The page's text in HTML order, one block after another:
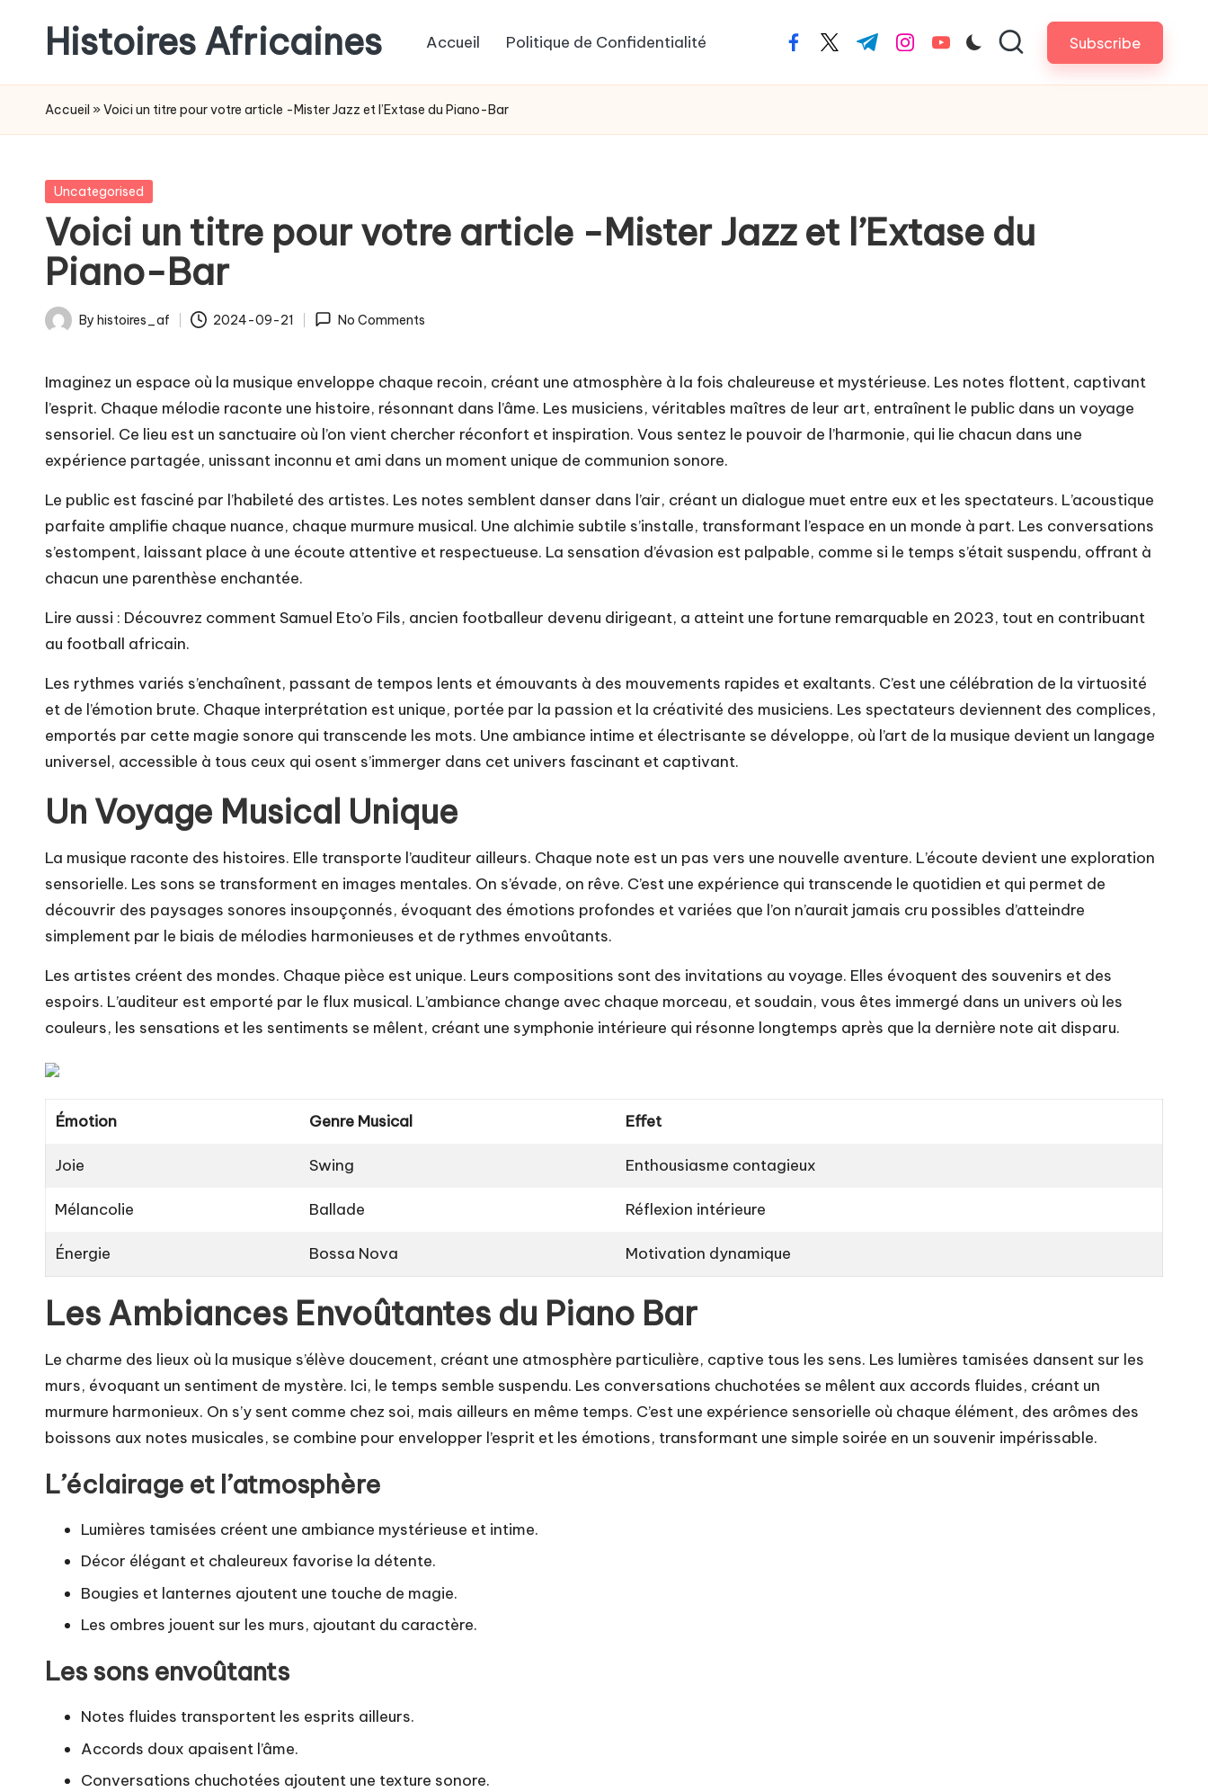
Histoires Africaines Accueil Politique de Confidentialité facebook.com
twitter.com
t.me instagram.com
youtube.com Subscribe
Accueil » Voici un titre pour votre article -Mister Jazz et l’Extase du Piano-Bar
Posted
Uncategorised
Voici un titre pour votre article -Mister Jazz et l’Extase du
Piano-Bar
Posted
By histoires_af 2024-09-21 No Comments
Imaginez un espace où la musique enveloppe chaque recoin, créant une atmosphère à la fois chaleureuse et mystérieuse. Les notes flottent, captivant
l’esprit. Chaque mélodie raconte une histoire, résonnant dans l’âme. Les musiciens, véritables maîtres de leur art, entraînent le public dans un voyage
sensoriel. Ce lieu est un sanctuaire où l’on vient chercher réconfort et inspiration. Vous sentez le pouvoir de l’harmonie, qui lie chacun dans une
expérience partagée, unissant inconnu et ami dans un moment unique de communion sonore.
Le public est fasciné par l’habileté des artistes. Les notes semblent danser dans l’air, créant un dialogue muet entre eux et les spectateurs. L’acoustique
parfaite amplifie chaque nuance, chaque murmure musical. Une alchimie subtile s’installe, transformant l’espace en un monde à part. Les conversations
s’estompent, laissant place à une écoute attentive et respectueuse. La sensation d’évasion est palpable, comme si le temps s’était suspendu, offrant à
chacun une parenthèse enchantée.
Lire aussi : Découvrez comment Samuel Eto’o Fils, ancien footballeur devenu dirigeant, a atteint une fortune remarquable en 2023, tout en contribuant
au football africain.
Les rythmes variés s’enchaînent, passant de tempos lents et émouvants à des mouvements rapides et exaltants. C’est une célébration de la virtuosité
et de l’émotion brute. Chaque interprétation est unique, portée par la passion et la créativité des musiciens. Les spectateurs deviennent des complices,
emportés par cette magie sonore qui transcende les mots. Une ambiance intime et électrisante se développe, où l’art de la musique devient un langage
universel, accessible à tous ceux qui osent s’immerger dans cet univers fascinant et captivant.
Un Voyage Musical Unique
La musique raconte des histoires. Elle transporte l’auditeur ailleurs. Chaque note est un pas vers une nouvelle aventure. L’écoute devient une exploration
sensorielle. Les sons se transforment en images mentales. On s’évade, on rêve. C’est une expérience qui transcende le quotidien et qui permet de
découvrir des paysages sonores insoupçonnés, évoquant des émotions profondes et variées que l’on n’aurait jamais cru possibles d’atteindre
simplement par le biais de mélodies harmonieuses et de rythmes envoûtants.
Les artistes créent des mondes. Chaque pièce est unique. Leurs compositions sont des invitations au voyage. Elles évoquent des souvenirs et des
espoirs. L’auditeur est emporté par le flux musical. L’ambiance change avec chaque morceau, et soudain, vous êtes immergé dans un univers où les
couleurs, les sensations et les sentiments se mêlent, créant une symphonie intérieure qui résonne longtemps après que la dernière note ait disparu.
Émotion Genre Musical Effet
Joie Swing Enthousiasme contagieux
Mélancolie Ballade Réflexion intérieure
Énergie Bossa Nova Motivation dynamique
Les Ambiances Envoûtantes du Piano Bar
Le charme des lieux où la musique s’élève doucement, créant une atmosphère particulière, captive tous les sens. Les lumières tamisées dansent sur les
murs, évoquant un sentiment de mystère. Ici, le temps semble suspendu. Les conversations chuchotées se mêlent aux accords fluides, créant un
murmure harmonieux. On s’y sent comme chez soi, mais ailleurs en même temps. C’est une expérience sensorielle où chaque élément, des arômes des
boissons aux notes musicales, se combine pour envelopper l’esprit et les émotions, transformant une simple soirée en un souvenir impérissable.
L’éclairage et l’atmosphère
Lumières tamisées créent une ambiance mystérieuse et intime.
Décor élégant et chaleureux favorise la détente.
Bougies et lanternes ajoutent une touche de magie.
Les ombres jouent sur les murs, ajoutant du caractère.
Les sons envoûtants
Notes fluides transportent les esprits ailleurs.
Accords doux apaisent l’âme.
Conversations chuchotées ajoutent une texture sonore.